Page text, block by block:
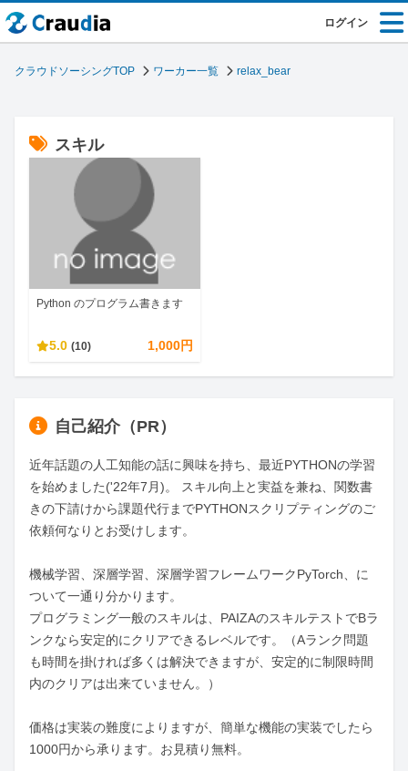
ログイン
クラウドソーシングTOP ワーカー一覧 relax_bear
スキル
Python のプログラム書きます
5.0 (10) 1,000円
自己紹介（PR）
近年話題の人工知能の話に興味を持ち、最近PYTHONの学習
を始めました('22年7月)。 スキル向上と実益を兼ね、関数書
きの下請けから課題代行までPYTHONスクリプティングのご
依頼何なりとお受けします。
機械学習、深層学習、深層学習フレームワークPyTorch、に
ついて一通り分かります。
プログラミング一般のスキルは、PAIZAのスキルテストでBラ
ンクなら安定的にクリアできるレベルです。（Aランク問題
も時間を掛ければ多くは解決できますが、安定的に制限時間
内のクリアは出来ていません。）
価格は実装の難度によりますが、簡単な機能の実装でしたら
1000円から承ります。お見積り無料。